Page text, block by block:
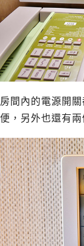
房間內的電源開
便，另外也還有